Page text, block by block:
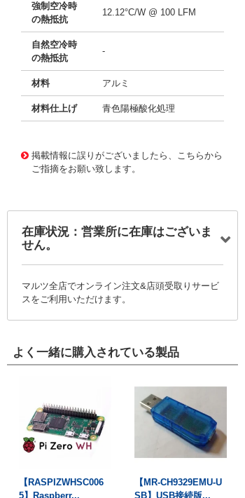
強制空冷時
の熱抵抗
12.12°C/W @ 100 LFM
自然空冷時
の熱抵抗
-
材料 アルミ
材料仕上げ 青色陽極酸化処理
掲載情報に誤りがございましたら、こちらから
ご指摘をお願い致します。
在庫状況：営業所に在庫はございま
せん。
マルツ全店でオンライン注文&店頭受取りサービ
スをご利用いただけます。
よく一緒に購入されている製品
【RASPIZWHSC006
5】Raspberr...
【MR-CH9329EMU-U
SB】USB接続版...